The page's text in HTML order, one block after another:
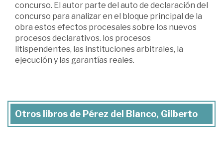
concurso. El autor parte del auto de declaración del
concurso para analizar en el bloque principal de la
obra estos efectos procesales sobre los nuevos
procesos declarativos. los procesos
litispendentes, las instituciones arbitrales, la
ejecución y las garantías reales.
Otros libros de Pérez del Blanco, Gilberto